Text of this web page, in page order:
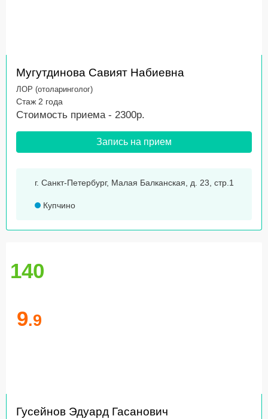
Мугутдинова Савият Набиевна
ЛОР (отоларинголог)
Стаж 2 года
Стоимость приема - 2300р.
Запись на прием
г. Санкт-Петербург, Малая Балканская, д. 23, стр.1
Купчино
140
9.9
Гусейнов Эдуард Гасанович